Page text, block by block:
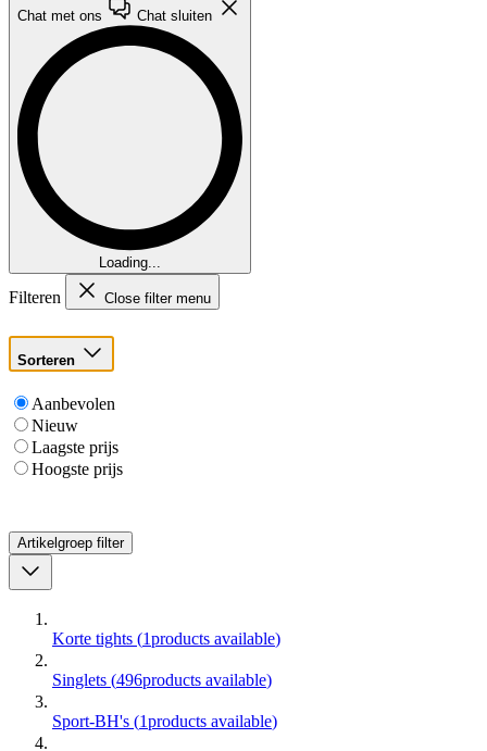
Chat met ons Chat sluiten
Loading...
Filteren Close filter menu
Sorteren
Aanbevolen
Nieuw
Laagste prijs
Hoogste prijs
Artikelgroep filter
Korte tights (1products available)
Singlets (496products available)
Sport-BH's (1products available)